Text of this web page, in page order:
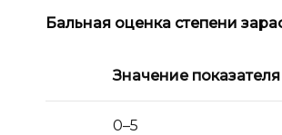
Бальная оценка степени
Значение
0–5